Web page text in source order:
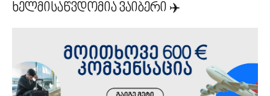
ხელმისაწვდომია ვაიბერი ✈️